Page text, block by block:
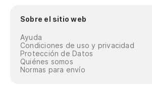
Sobre el sitio web
Ayuda
Condiciones de uso y privacidad
Protección de Datos
Quiénes somos
Normas para envío